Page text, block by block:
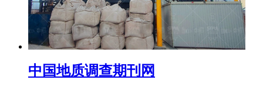
中国地质调查期刊网